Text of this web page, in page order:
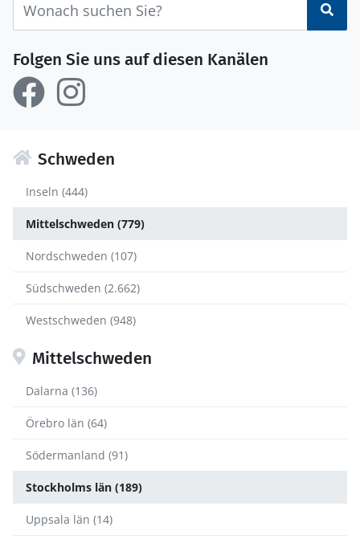
Folgen Sie uns auf diesen Kanälen
Schweden
Inseln (444)
Mittelschweden (779)
Nordschweden (107)
Südschweden (2.662)
Westschweden (948)
Mittelschweden
Dalarna (136)
Örebro län (64)
Södermanland (91)
Stockholms län (189)
Uppsala län (14)